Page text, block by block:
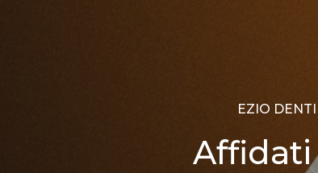
EZIO
Affidati